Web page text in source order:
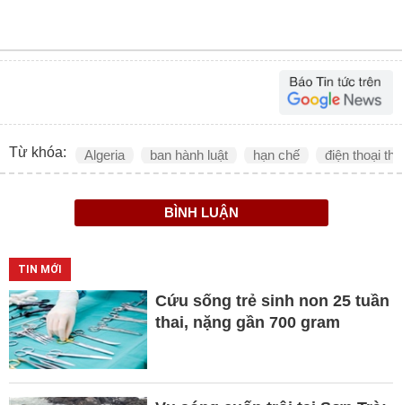
Từ khóa: Algeria ban hành luật hạn chế điện thoại
BÌNH LUẬN
TIN MỚI
Cứu sống trẻ sinh non 25 tuần
thai, nặng gần 700 gram